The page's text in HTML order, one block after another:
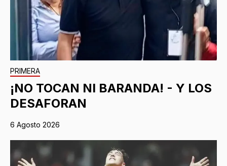
PRIMERA
¡NO TOCAN NI BARANDA! - Y LOS
DESAFORAN
6 Agosto 2026